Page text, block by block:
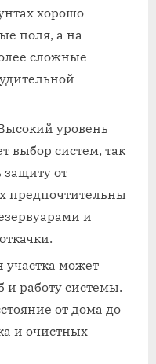
хорошо
поля‚ а на
сложные
уровень
выбор систем‚ так
защиту от
предпочтительны
и
участка может
и работу системы.
от дома до
и очистных